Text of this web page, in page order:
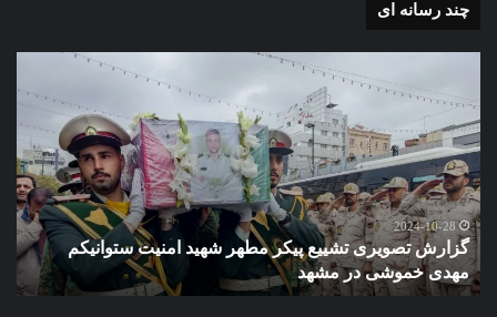
چند رسانه ای
تشییع
پیکر
مطهر
شهید
امنیت
ستوانیکم
مهدی
خموشی
در
2024-10-28
گزارش تصویری تشییع پیکر مطهر شهید امنیت ستوانیکم
مهدی خموشی در مشهد
با